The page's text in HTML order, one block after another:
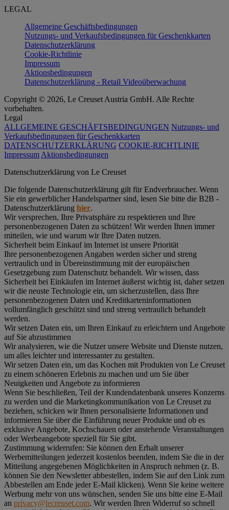
LEGAL
Allgemeine Geschäftsbedingungen
Nutzungs- und Verkaufsbedingungen für Geschenkkarten
Datenschutzerklärung
Cookie-Richtlinie
Impressum
Aktionsbedingungen
Datenschutzerklärung - Retail Videoüberwachung
Copyright © 2026, Le Creuset Austria GmbH. Alle Rechte
vorbehalten.
Legal
ALLGEMEINE GESCHÄFTSBEDINGUNGEN Nutzungs- und
Verkaufsbedingungen für Geschenkkarten
DATENSCHUTZERKLÄRUNG COOKIE-RICHTLINIE
Impressum Aktionsbedingungen
Datenschutz­erklärung von Le Creuset
Die folgende Datenschutzerklärung gilt für Endverbraucher. Wenn
Sie ein gewerblicher Handelspartner sind, lesen Sie bitte die B2B -
Datenschutzerklärung hier.
Wir versprechen, Ihre Privatsphäre zu respektieren und Ihre
personenbezogenen Daten zu schützen! Wir werden Ihnen immer
mitteilen, wie und warum wir Ihre Daten nutzen.
Sicherheit beim Einkauf im Internet ist unsere Priorität
Ihre personenbezogenen Angaben werden sicher und streng
vertraulich und in Übereinstimmung mit der europäischen
Gesetzgebung zum Datenschutz behandelt. Wir wissen, dass
Sicherheit bei Einkäufen im Internet äußerst wichtig ist, daher setzen
wir die neuste Technologie ein, um sicherzustellen, dass Ihre
personenbezogenen Daten und Kreditkarteninformationen
vollumfänglich geschützt sind und streng vertraulich behandelt
werden.
Wir setzen Daten ein, um Ihren Einkauf zu erleichtern und Angebote
auf Sie abzustimmen
Wir analysieren, wie die Nutzer unsere Website und Dienste nutzen,
um alles leichter und interessanter zu gestalten.
Wir setzen Daten ein, um das Kochen mit Produkten von Le Creuset
zu einem schöneren Erlebnis zu machen und um Sie über
Neuigkeiten und Angebote zu informieren
Wenn Sie beschließen, Teil der Kundendatenbank unseres Konzerns
zu werden und die Marketingkommunikation von Le Creuset zu
beziehen, schicken wir Ihnen personalisierte Informationen und
informieren Sie über die Einführung neuer Produkte und ob es
exklusive Angebote, Kochschauen oder anstehende Veranstaltungen
oder Werbeangebote speziell für Sie gibt.
Zustimmung widerrufen: Sie können den Erhalt unserer
Werbemitteilungen jederzeit kostenlos beenden, indem Sie die in der
Mitteilung angegebenen Möglichkeiten in Anspruch nehmen (z. B.
können Sie den Newsletter abbestellen, indem Sie auf den Link zum
Abbestellen am Ende jeder E-Mail klicken). Wenn Sie keine weitere
Werbung mehr von uns wünschen, senden Sie uns bitte eine E-Mail
an privacy@lecreuset.com. Wir werden Ihren Widerruf so schnell